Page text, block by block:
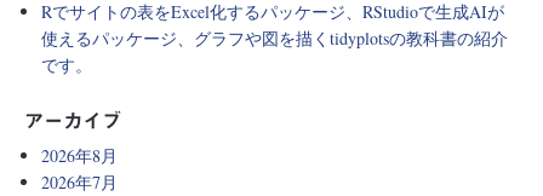
Rでサイトの表をExcel化するパッケージ、RStudioで生成AIが
使えるパッケージ、グラフや図を描くtidyplotsの教科書の紹介
です。
アーカイブ
2026年8月
2026年7月